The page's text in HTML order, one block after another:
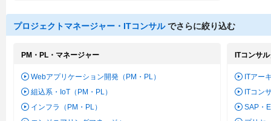
プロジェクトマネージャー・ITコンサル でさらに絞り込む
PM・PL・マネージャー
Webアプリケーション開発（PM・PL）
組込系・IoT（PM・PL）
インフラ（PM・PL）
ITコンサ
ITアー
ITコン
SAP・